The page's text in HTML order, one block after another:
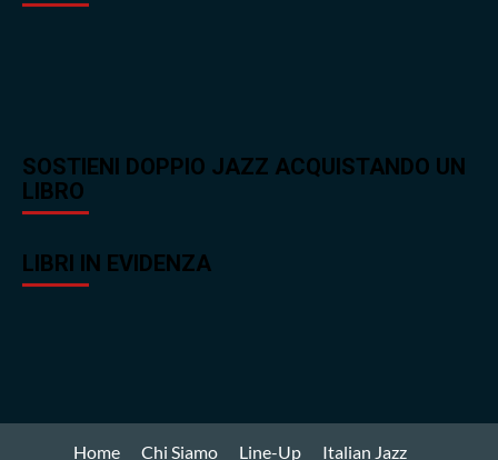
SOSTIENI DOPPIO JAZZ ACQUISTANDO UN
LIBRO
LIBRI IN EVIDENZA
Home Chi Siamo Line-Up Italian Jazz